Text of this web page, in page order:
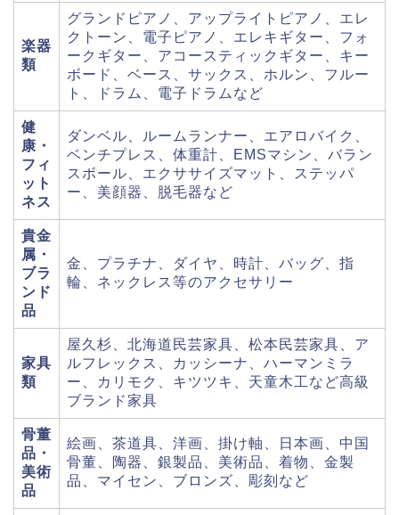
楽器
類
グランドピアノ、アップライトピアノ、エレ
クトーン、電子ピアノ、エレキギター、フォ
ークギター、アコースティックギター、キー
ボード、ベース、サックス、ホルン、フルー
ト、ドラム、電子ドラムなど
健
康・
フィ
ット
ネス
ダンベル、ルームランナー、エアロバイク、
ベンチプレス、体重計、EMSマシン、バラン
スボール、エクササイズマット、ステッパ
ー、美顔器、脱毛器など
貴金
属・
ブラ
ンド
品
金、プラチナ、ダイヤ、時計、バッグ、指
輪、ネックレス等のアクセサリー
家具
類
屋久杉、北海道民芸家具、松本民芸家具、ア
ルフレックス、カッシーナ、ハーマンミラ
ー、カリモク、キツツキ、天童木工など高級
ブランド家具
骨董
品・
美術
品
絵画、茶道具、洋画、掛け軸、日本画、中国
骨董、陶器、銀製品、美術品、着物、金製
品、マイセン、ブロンズ、彫刻など